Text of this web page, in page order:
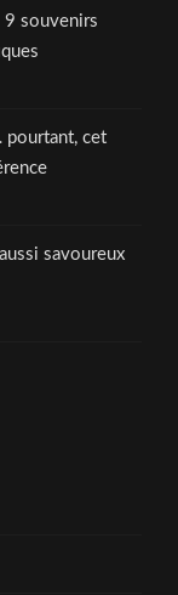
9 souvenirs
pourtant, cet
savoureux